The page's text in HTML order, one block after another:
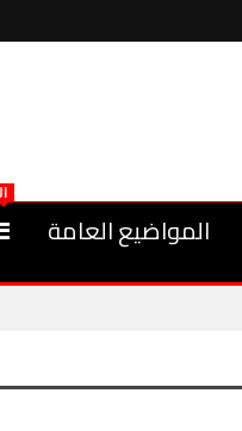
المواضيع العامة